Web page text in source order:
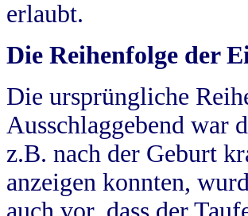
erlaubt.
Die Reihenfolge der
Die ursprüngliche
Ausschlaggebend war
z.B. nach der Geburt
anzeigen konnten,